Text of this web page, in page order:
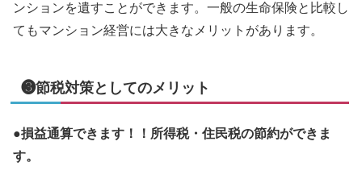
ンションを遺すことができます。一般の生命保険と比較し
てもマンション経営には大きなメリットがあります。
❸節税対策としてのメリット
●損益通算できます！！所得税・住民税の節約ができま
す。